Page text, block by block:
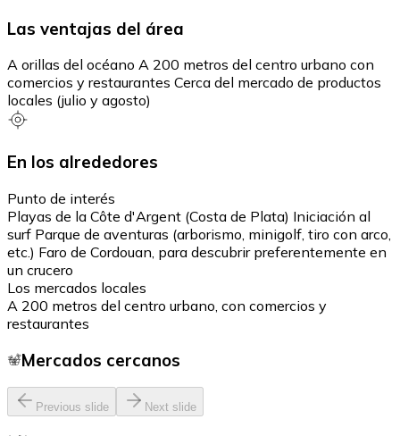
Las ventajas del área
A orillas del océano A 200 metros del centro urbano con
comercios y restaurantes Cerca del mercado de productos
locales (julio y agosto)
En los alrededores
Punto de interés
Playas de la Côte d'Argent (Costa de Plata) Iniciación al
surf Parque de aventuras (arborismo, minigolf, tiro con arco,
etc.) Faro de Cordouan, para descubrir preferentemente en
un crucero
Los mercados locales
A 200 metros del centro urbano, con comercios y
restaurantes
Mercados cercanos
Previous slide Next slide